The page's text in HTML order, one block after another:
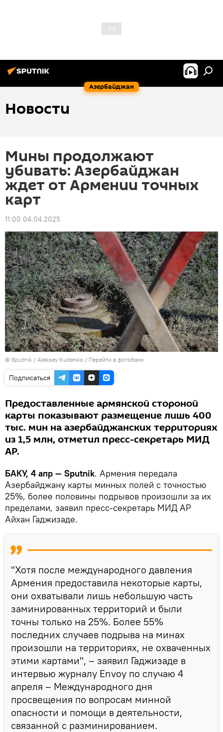
Азербайджан
Новости
Мины продолжают
убивать: Азербайджан
ждет от Армении точных
карт
11:00 04.04.2025
© Sputnik / Aleksey Kudenko / Перейти в фотобанк
Подписаться
Предоставленные армянской стороной
карты показывают размещение лишь 400
тыс. мин на азербайджанских территориях
из 1,5 млн, отметил пресс-секретарь МИД
АР.
БАКУ, 4 апр — Sputnik. Армения передала
Азербайджану карты минных полей с точностью
25%, более половины подрывов произошли за их
пределами, заявил пресс-секретарь МИД АР
Айхан Гаджизаде.
"Хотя после международного давления
Армения предоставила некоторые карты,
они охватывали лишь небольшую часть
заминированных территорий и были
точны только на 25%. Более 55%
последних случаев подрыва на минах
произошли на территориях, не охваченных
этими картами", – заявил Гаджизаде в
интервью журналу Envoy по случаю 4
апреля – Международного дня
просвещения по вопросам минной
опасности и помощи в деятельности,
связанной с разминированием.